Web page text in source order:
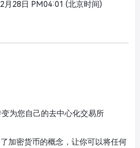
月28日 PM04:01 (北京时间)
为您自己的去中心化交易所
加密货币的概念，让你可以将任何